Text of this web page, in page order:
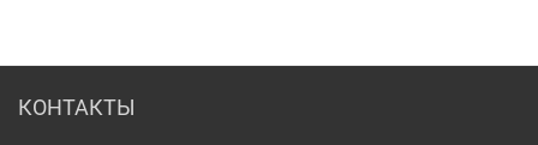
КОНТАКТЫ